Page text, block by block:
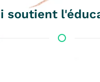
soutient